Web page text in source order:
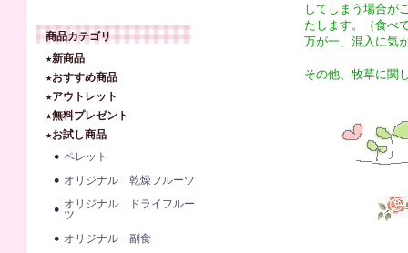
商品カテゴリ
★新商品
★おすすめ商品
★アウトレット
★無料プレゼント
★お試し商品
ペレット
オリジナル 乾燥フルーツ
オリジナル ドライフルー
ツ
オリジナル 副食
してしまう場合が
たします。（食べ
万が一、混入に気
その他、牧草に関